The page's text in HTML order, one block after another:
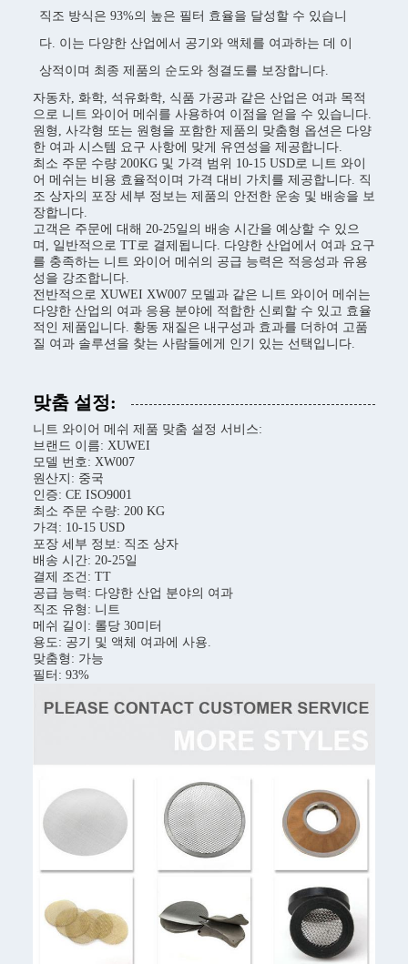
직조 방식은 93%의 높은 필터 효율을 달성할 수 있습니
다. 이는 다양한 산업에서 공기와 액체를 여과하는 데 이
상적이며 최종 제품의 순도와 청결도를 보장합니다.
자동차, 화학, 석유화학, 식품 가공과 같은 산업은 여과 목적
으로 니트 와이어 메쉬를 사용하여 이점을 얻을 수 있습니다.
원형, 사각형 또는 원형을 포함한 제품의 맞춤형 옵션은 다양
한 여과 시스템 요구 사항에 맞게 유연성을 제공합니다.
최소 주문 수량 200KG 및 가격 범위 10-15 USD로 니트 와이
어 메쉬는 비용 효율적이며 가격 대비 가치를 제공합니다. 직
조 상자의 포장 세부 정보는 제품의 안전한 운송 및 배송을 보
장합니다.
고객은 주문에 대해 20-25일의 배송 시간을 예상할 수 있으
며, 일반적으로 TT로 결제됩니다. 다양한 산업에서 여과 요구
를 충족하는 니트 와이어 메쉬의 공급 능력은 적응성과 유용
성을 강조합니다.
전반적으로 XUWEI XW007 모델과 같은 니트 와이어 메쉬는
다양한 산업의 여과 응용 분야에 적합한 신뢰할 수 있고 효율
적인 제품입니다. 황동 재질은 내구성과 효과를 더하여 고품
질 여과 솔루션을 찾는 사람들에게 인기 있는 선택입니다.
맞춤 설정:
니트 와이어 메쉬 제품 맞춤 설정 서비스:
브랜드 이름: XUWEI
모델 번호: XW007
원산지: 중국
인증: CE ISO9001
최소 주문 수량: 200 KG
가격: 10-15 USD
포장 세부 정보: 직조 상자
배송 시간: 20-25일
결제 조건: TT
공급 능력: 다양한 산업 분야의 여과
직조 유형: 니트
메쉬 길이: 롤당 30미터
용도: 공기 및 액체 여과에 사용.
맞춤형: 가능
필터: 93%